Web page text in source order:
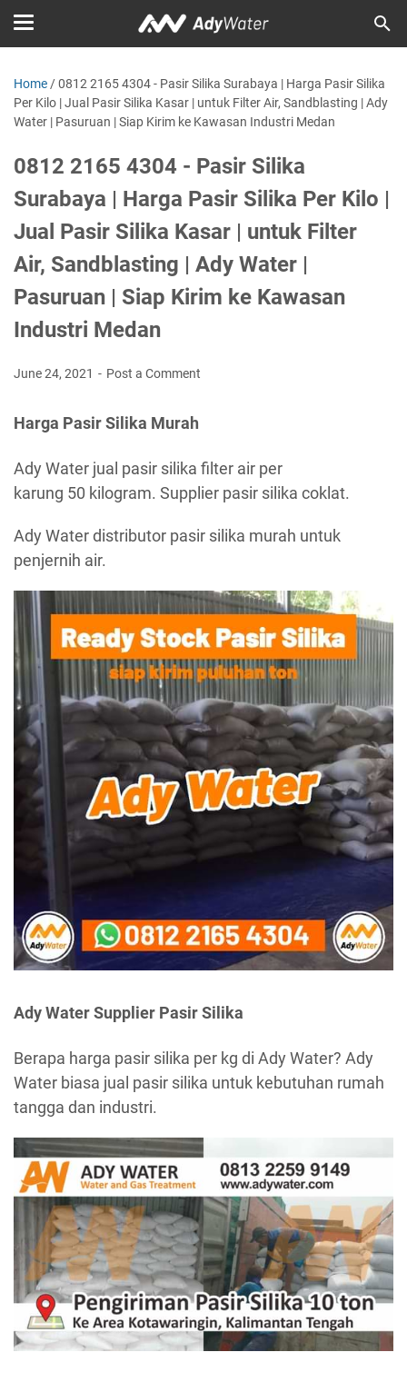
Home /0812 2165 4304 - Pasir Silika Surabaya | Harga Pasir Silika
Per Kilo | Jual Pasir Silika Kasar | untuk Filter Air, Sandblasting | Ady
Water | Pasuruan | Siap Kirim ke Kawasan Industri Medan
0812 2165 4304 - Pasir Silika
Surabaya | Harga Pasir Silika Per Kilo |
Jual Pasir Silika Kasar | untuk Filter
Air, Sandblasting | Ady Water |
Pasuruan | Siap Kirim ke Kawasan
Industri Medan
June 24, 2021 Post a Comment
Harga Pasir Silika Murah
Ady Water jual pasir silika filter air per
karung 50 kilogram. Supplier pasir silika coklat.
Ady Water distributor pasir silika murah untuk
penjernih air.
Ady Water Supplier Pasir Silika
Berapa harga pasir silika per kg di Ady Water? Ady
Water biasa jual pasir silika untuk kebutuhan rumah
tangga dan industri.